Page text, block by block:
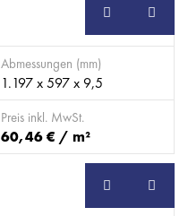
Abmessungen (mm)
1.197 x 597 x 9,5
Preis inkl. MwSt.
60,46 € / m²